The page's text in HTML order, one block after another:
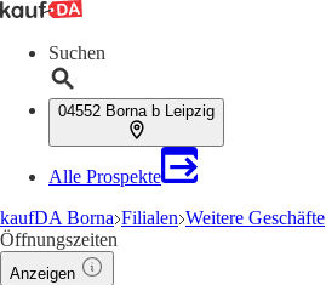
Suchen
04552 Borna b Leipzig
Alle Prospekte
kaufDA Borna Filialen Weitere Geschäfte
Öffnungszeiten
Anzeigen